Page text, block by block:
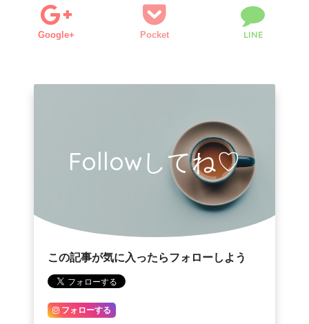
Google+ Pocket LINE
Followしてね♡
この記事が気に入ったらフォローしよう
フォローする